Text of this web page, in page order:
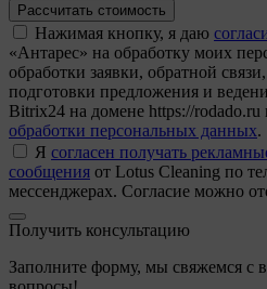
Рассчитать стоимость
Нажимая кнопку, я даю
«Антарес» на обработку моих
обработки заявки, обратной
подготовки предложения и
Bitrix24 на домене https://rodado.ru
обработки персональных данных.
Я согласен получать
сообщения от Lotus Cleaning по
мессенджерах. Согласие можно
Получить консультацию
Заполните форму, мы свяжемся с